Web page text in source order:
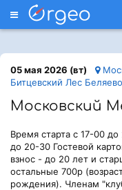
Меню
05 мая 2026 (вт)
Битцевский Лес Беляево
Московский
Время старта с 17-00
до 20-30 Гостевой
взнос - до 20 лет и
остальные 700р
рождения). Членам